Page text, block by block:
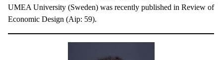
UMEA University (Sweden) was recently published in Review of
Economic Design (Aip: 59).